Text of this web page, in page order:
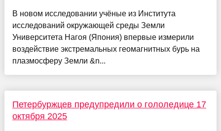
В новом исследовании учёные из Института
исследований окружающей среды Земли
Университета Нагоя (Япония) впервые измерили
воздействие экстремальных геомагнитных бурь на
плазмосферу Земли &n...
Петербуржцев предупредили о гололедице 17
октября 2025